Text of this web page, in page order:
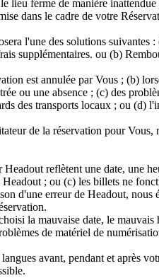
lieu ferme de manière
dans le cadre de votre
l'une des solutions
supplémentaires. ou (b)
est annulée par Vous ; (b)
ou une absence ; (c) des
des transports locaux ; ou
de la réservation pour
reflètent une date, une
; ou (c) les billets ne
d'une erreur de Headout,
la mauvaise date, le
de matériel de
avant, pendant et après